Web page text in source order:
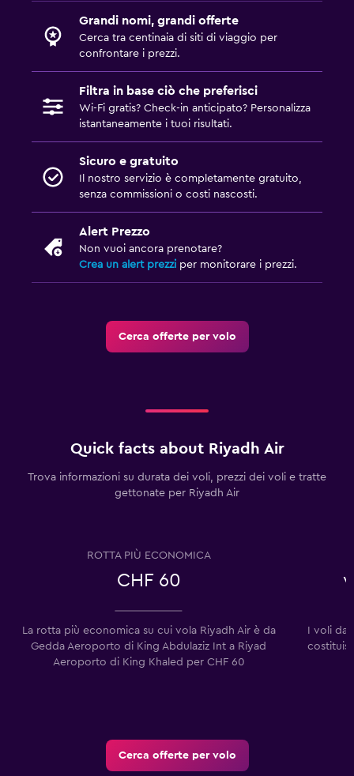
Grandi nomi, grandi offerte
Cerca tra centinaia di siti di viaggio per
confrontare i prezzi.
Filtra in base ciò che preferisci
Wi-Fi gratis? Check-in anticipato? Personalizza
istantaneamente i tuoi risultati.
Sicuro e gratuito
Il nostro servizio è completamente gratuito,
senza commissioni o costi nascosti.
Alert Prezzo
Non vuoi ancora prenotare?
Crea un alert prezzi per monitorare i prezzi.
Cerca offerte per volo
Quick facts about Riyadh Air
Trova informazioni su durata dei voli, prezzi dei voli e tratte
gettonate per Riyadh Air
ROTTA PIÙ ECONOMICA
CHF 60
La rotta più economica su cui vola Riyadh Air è da
Gedda Aeroporto di King Abdulaziz Int a Riyad
Aeroporto di King Khaled per CHF 60
I voli
Cerca offerte per volo